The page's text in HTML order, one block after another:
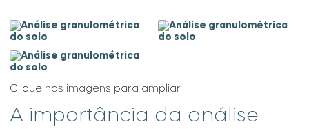
Clique nas imagens para ampliar
A importância da análise